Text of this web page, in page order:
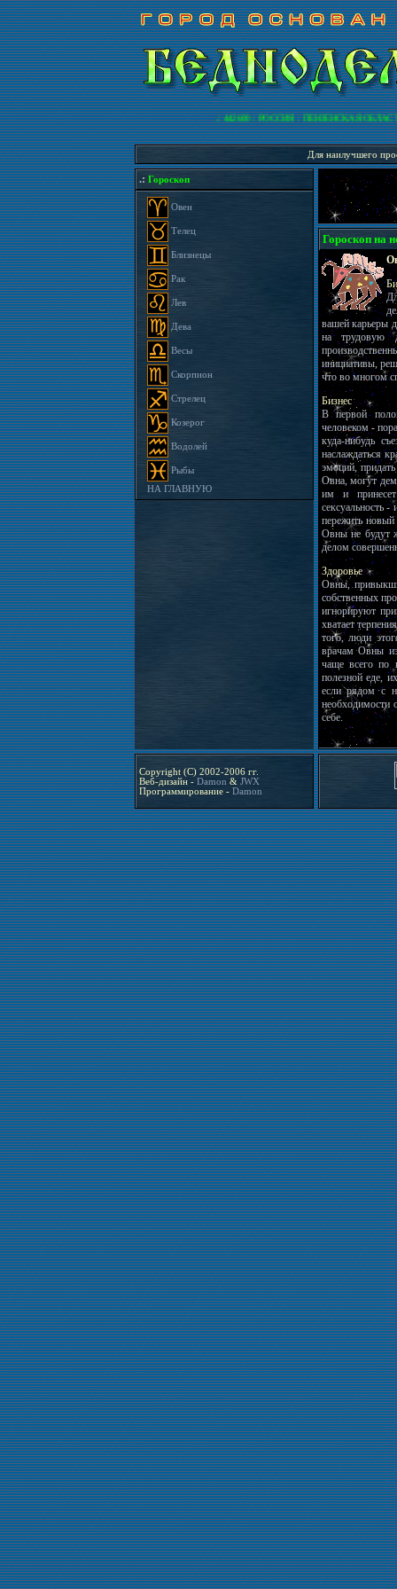
.: 442600 : РОССИЯ : ПЕНЗЕНСКАЯ ОБЛАСТЬ
Для наилучшего
.: Гороскоп
Овен
Телец
Близнецы
Рак
Лев
Дева
Весы
Скорпион
Стрелец
Козерог
Водолей
Рыбы
НА ГЛАВНУЮ
Гороскоп на
вашей карьеры
на трудовую
инициативы,
что во многом
Бизнес
В первой
человеком -
куда-нибудь
наслаждаться
эмоций,
Овна, могут
им и
сексуальность
пережить
Овны не будут
делом
Здоровье
Овны,
собственных
игнорируют
хватает
того, люди
врачам Овны
чаще всего по
полезной еде,
если рядом с
необходимости
себе.
Copyright (C) 2002-2006 гг.
Веб-дизайн - Damon & JWX
Программирование - Damon